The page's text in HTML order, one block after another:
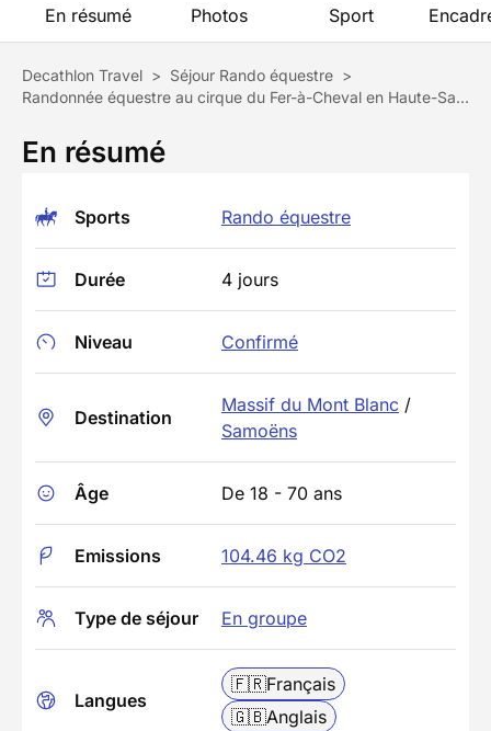
En résumé Photos Sport
Decathlon Travel > Séjour Rando équestre >
Randonnée équestre au cirque du Fer-à-Cheval en Haute-Savoie
En résumé
Sports Rando équestre
Durée 4 jours
Niveau Confirmé
Destination
Massif du Mont Blanc /
Samoëns
Âge De 18 - 70 ans
Emissions 104.46 kg CO2
Type de séjour En groupe
Langues
🇫🇷Français
🇬🇧Anglais